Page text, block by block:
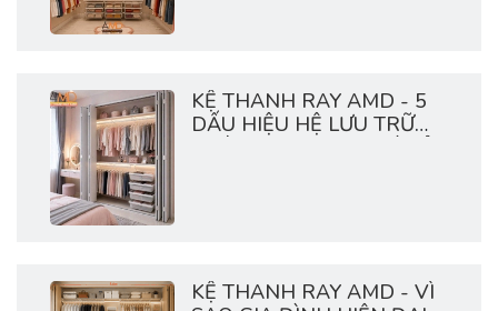
KỆ THANH RAY AMD - 5
DẤU HIỆU HỆ LƯU TRỮ
KỆ THANH RAY AMD - VÌ